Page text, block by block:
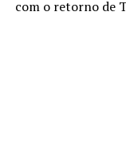
com o retorno de